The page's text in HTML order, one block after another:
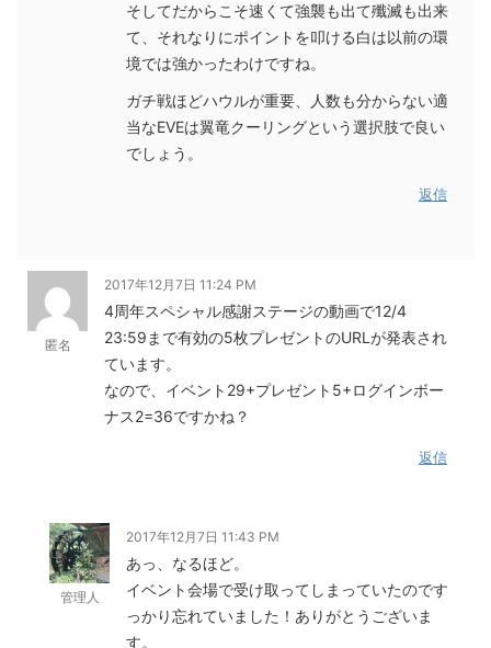
そしてだからこそ速くて強襲も出て殲滅も出来
て、それなりにポイントを叩ける白は以前の環
境では強かったわけですね。
ガチ戦ほどハウルが重要、人数も分からない適
当なEVEは翼竜クーリングという選択肢で良い
でしょう。
返信
匿名
2017年12月7日 11:24 PM
4周年スペシャル感謝ステージの動画で12/4
23:59まで有効の5枚プレゼントのURLが発表され
ています。
なので、イベント29+プレゼント5+ログインボー
ナス2=36ですかね？
返信
管理人
2017年12月7日 11:43 PM
あっ、なるほど。
イベント会場で受け取ってしまっていたのです
っかり忘れていました！ありがとうございま
す。